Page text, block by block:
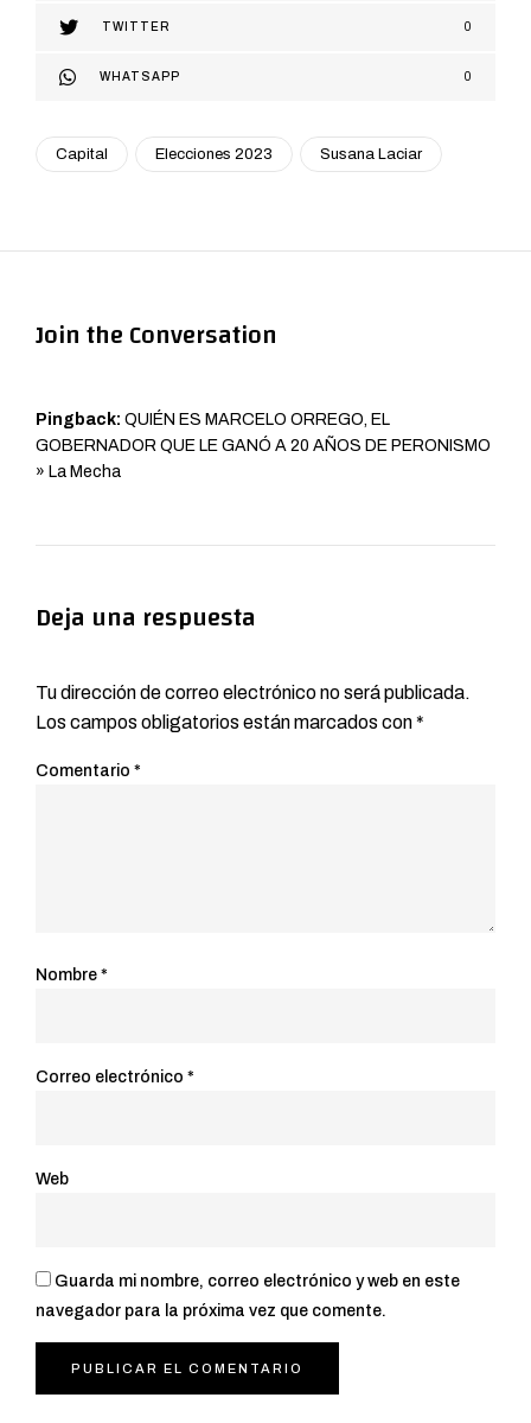
TWITTER 0
WHATSAPP 0
Capital Elecciones 2023 Susana Laciar
Join the Conversation
Pingback: QUIÉN ES MARCELO ORREGO, EL
GOBERNADOR QUE LE GANÓ A 20 AÑOS DE PERONISMO
» La Mecha
Deja una respuesta
Tu dirección de correo electrónico no será publicada.
Los campos obligatorios están marcados con*
Comentario *
Nombre *
Correo electrónico *
Web
Guarda mi nombre, correo electrónico y web en este
navegador para la próxima vez que comente.